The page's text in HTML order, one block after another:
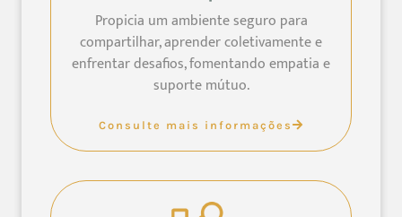
Propicia um ambiente seguro para
compartilhar, aprender coletivamente e
enfrentar desafios, fomentando empatia e
suporte mútuo.
Consulte mais informações